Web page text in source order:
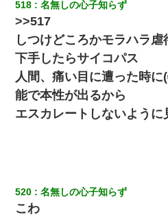
姉旦那の友達「ほんとのパパだよ
→思わず手を叩いて振り払ったら…
夫に癌の余命宣告。その闘病中に長
けた
518 名無しの心子知らず
>>517
しつけどころかモラハラ
下手したらサイコパス
人間、痛い目に遭った時
能で本性が出るから
エスカレートしないように
520 名無しの心子知らず
こわ